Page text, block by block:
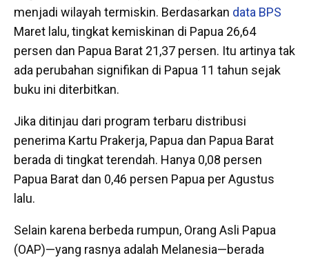
menjadi wilayah termiskin. Berdasarkan data BPS
Maret lalu, tingkat kemiskinan di Papua 26,64
persen dan Papua Barat 21,37 persen. Itu artinya tak
ada perubahan signifikan di Papua 11 tahun sejak
buku ini diterbitkan.
Jika ditinjau dari program terbaru distribusi
penerima Kartu Prakerja, Papua dan Papua Barat
berada di tingkat terendah. Hanya 0,08 persen
Papua Barat dan 0,46 persen Papua per Agustus
lalu.
Selain karena berbeda rumpun, Orang Asli Papua
(OAP)—yang rasnya adalah Melanesia—berada